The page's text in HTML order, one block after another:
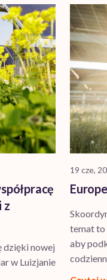
z
dzięki nowej
w Luizjanie
19 cze,
temat to
aby